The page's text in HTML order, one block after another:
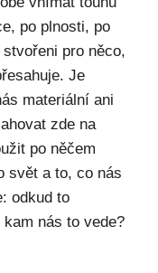
po plnosti, po
pro něco,
Je
materiální ani
zde na
po něčem
svět a to, co nás
odkud to
nás to vede?